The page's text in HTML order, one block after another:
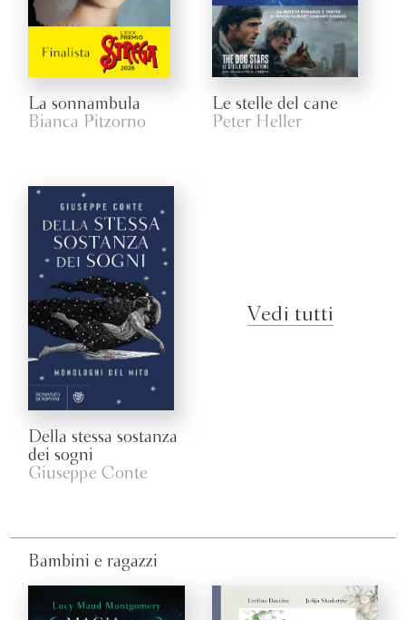
La sonnambula
Bianca Pitzorno
Le stelle del cane
Peter Heller
Della stessa sostanza
dei sogni
Giuseppe Conte
Vedi tutti
Bambini e ragazzi